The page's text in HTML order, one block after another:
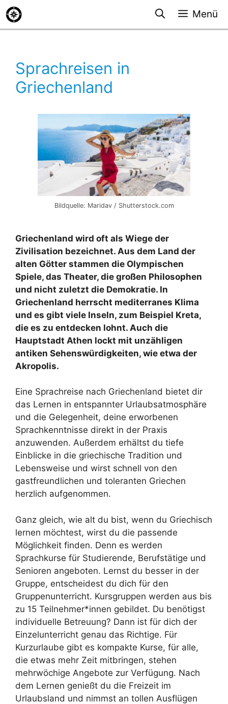
Zum
Inhalt
springen
Menü
Sprachreisen in
Griechenland
Bildquelle: Maridav / Shutterstock.com
Griechenland wird oft als Wiege der
Zivilisation bezeichnet. Aus dem Land der
alten Götter stammen die Olympischen
Spiele, das Theater, die großen Philosophen
und nicht zuletzt die Demokratie. In
Griechenland herrscht mediterranes Klima
und es gibt viele Inseln, zum Beispiel Kreta,
die es zu entdecken lohnt. Auch die
Hauptstadt Athen lockt mit unzähligen
antiken Sehenswürdigkeiten, wie etwa der
Akropolis.
Eine Sprachreise nach Griechenland bietet dir
das Lernen in entspannter Urlaubsatmosphäre
und die Gelegenheit, deine erworbenen
Sprachkenntnisse direkt in der Praxis
anzuwenden. Außerdem erhältst du tiefe
Einblicke in die griechische Tradition und
Lebensweise und wirst schnell von den
gastfreundlichen und toleranten Griechen
herzlich aufgenommen.
Ganz gleich, wie alt du bist, wenn du Griechisch
lernen möchtest, wirst du die passende
Möglichkeit finden. Denn es werden
Sprachkurse für Studierende, Berufstätige und
Senioren angeboten. Lernst du besser in der
Gruppe, entscheidest du dich für den
Gruppenunterricht. Kursgruppen werden aus bis
zu 15 Teilnehmer*innen gebildet. Du benötigst
individuelle Betreuung? Dann ist für dich der
Einzelunterricht genau das Richtige. Für
Kurzurlaube gibt es kompakte Kurse, für alle,
die etwas mehr Zeit mitbringen, stehen
mehrwöchige Angebote zur Verfügung. Nach
dem Lernen genießt du die Freizeit im
Urlaubsland und nimmst an tollen Ausflügen